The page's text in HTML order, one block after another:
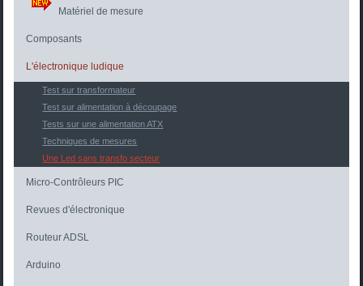
Matériel de mesure
Composants
L'électronique ludique
Test sur transformateur
Test sur alimentation à découpage
Tests sur une alimentation ATX
Techniques de mesures
Une Led sans transfo secteur
Micro-Contrôleurs PIC
Revues d'électronique
Routeur ADSL
Arduino